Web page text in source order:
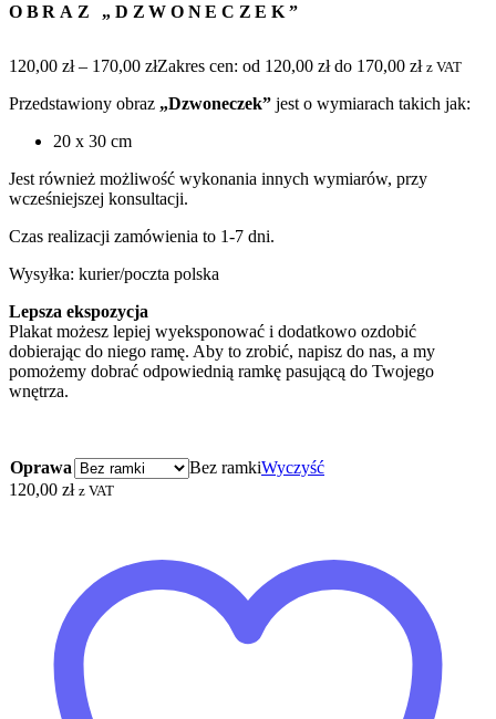
OBRAZ „DZWONECZEK”
120,00 zł – 170,00 złZakres cen: od 120,00 zł do 170,00 zł z VAT
Przedstawiony obraz „Dzwoneczek” jest o wymiarach takich jak:
20 x 30 cm
Jest również możliwość wykonania innych wymiarów, przy
wcześniejszej konsultacji.
Czas realizacji zamówienia to 1-7 dni.
Wysyłka: kurier/poczta polska
Lepsza ekspozycja
Plakat możesz lepiej wyeksponować i dodatkowo ozdobić
dobierając do niego ramę. Aby to zrobić, napisz do nas, a my
pomożemy dobrać odpowiednią ramkę pasującą do Twojego
wnętrza.
Oprawa Bez ramkiWyczyść
120,00 zł z VAT